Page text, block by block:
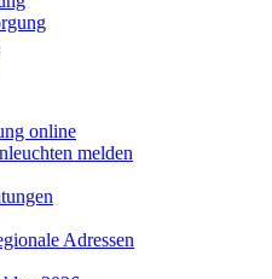
online
melden
Adressen